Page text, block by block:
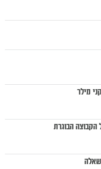
מילר
הקבוצה הבוגרת